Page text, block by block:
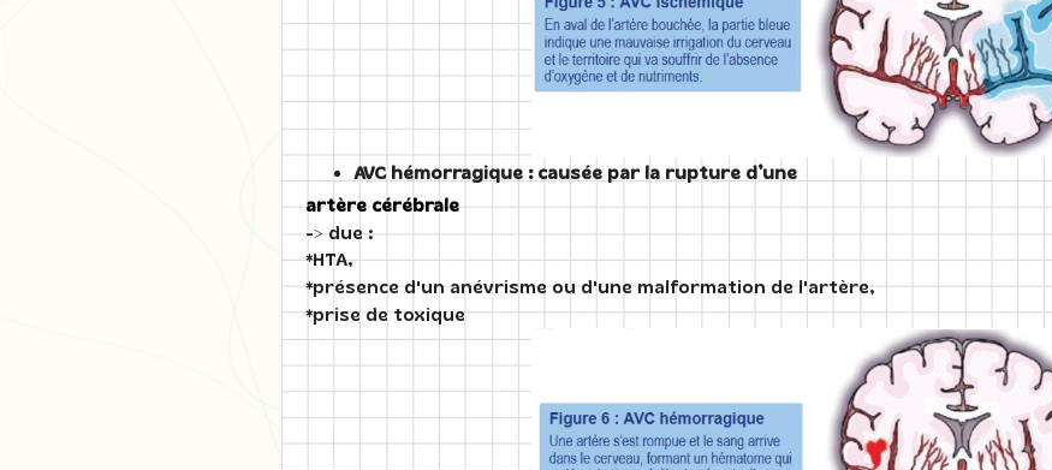
AVC hémorragique : causée par la rupture d’une
artère cérébrale
-> due :
*HTA,
*présence d'un anévrisme ou d'une malformation de l'artère,
*prise de toxique